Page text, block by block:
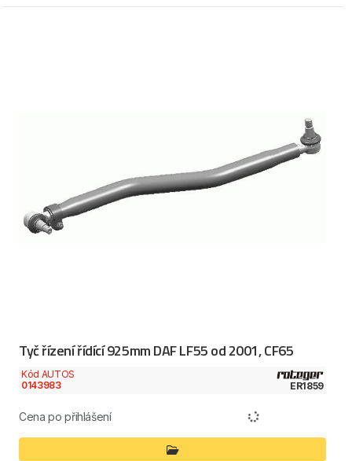
Tyč řízení řídící 925mm DAF LF55 od 2001, CF65
Kód AUTOS
0143983
ER1859
Cena po přihlášení